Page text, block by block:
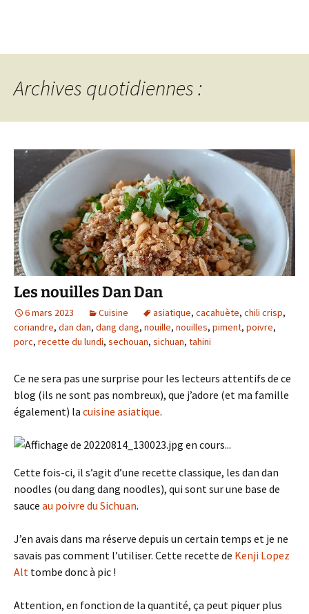
Archives quotidiennes :
Les nouilles Dan Dan
6 mars 2023 Cuisine asiatique, cacahuète, chili crisp,
coriandre, dan dan, dang dang, nouille, nouilles, piment, poivre,
porc, recette du lundi, sechouan, sichuan, tahini
Ce ne sera pas une surprise pour les lecteurs attentifs de ce
blog (ils ne sont pas nombreux), que j’adore (et ma famille
également) la cuisine asiatique.
Cette fois-ci, il s’agit d’une recette classique, les dan dan
noodles (ou dang dang noodles), qui sont sur une base de
sauce au poivre du Sichuan.
J’en avais dans ma réserve depuis un certain temps et je ne
savais pas comment l’utiliser. Cette recette de Kenji Lopez
Alt tombe donc à pic !
Attention, en fonction de la quantité, ça peut piquer plus